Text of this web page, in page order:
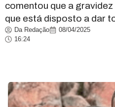
comentou que a
que está disposto a dar
Da Redação
08/04/2025
16:24